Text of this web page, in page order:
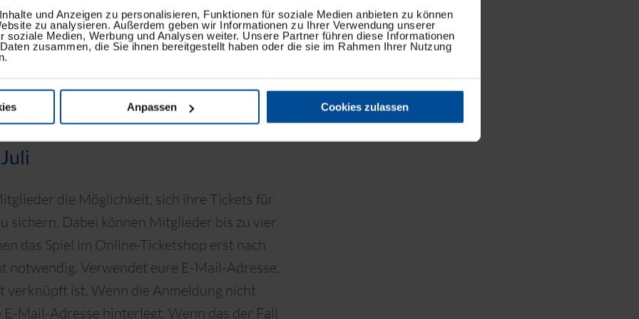
und Anzeigen zu personalisieren, Funktionen für soziale Medien anbieten zu können
zu analysieren. Außerdem geben wir Informationen zu Ihrer Verwendung unserer
soziale Medien, Werbung und Analysen weiter. Unsere Partner führen diese Informationen
zusammen, die Sie ihnen bereitgestellt haben oder die sie im Rahmen Ihrer Nutzung
Anpassen Cookies zulassen
KSC-Fans zuschlagen, die noch keinen
Vorteile für die kommende Saison der Blau-
die Möglichkeit, sich ihre Tickets für
sichern. Dabei können Mitglieder bis zu vier
das Spiel im Online-Ticketshop erst nach
notwendig. Verwendet eure E-Mail-Adresse,
ist. Wenn die Anmeldung nicht
Mail-Adresse hinterlegt. Wenn das der Fall